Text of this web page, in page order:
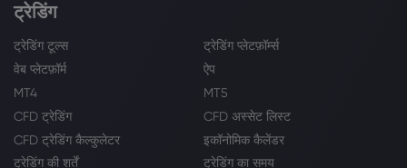
ट्रेडिंग
ट्रेडिंग टूल्स
ट्रेडिंग प्लेटफ़ॉर्म्स
वेब प्लेटफ़ॉर्म
ऐप
MT4
MT5
CFD ट्रेडिंग
CFD अस्सेट लिस्ट
CFD ट्रेडिंग कैल्कुलेटर
इकॉनोमिक कैलेंडर
ट्रेडिंग की शर्तें
ट्रेडिंग का समय